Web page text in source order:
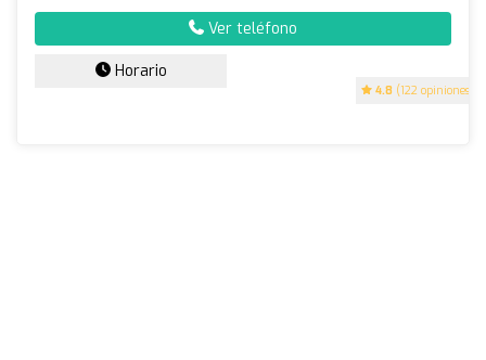
4.8 (122 opiniones)
Ver teléfono
Horario